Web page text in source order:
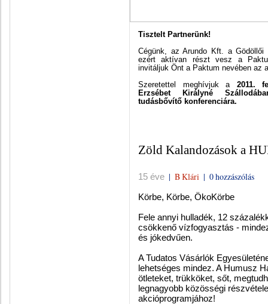
Tisztelt Partnerünk!
Cégünk, az Arundo Kft. a Gödöllői
ezért aktívan részt vesz a
invitáljuk Önt a Paktum nevében az
Szeretettel meghívjuk a2011.
Erzsébet Királyné
tudásbővítő konferenciára.
Zöld Kalandozások a
15 éve | B Klári | 0 hozzászólás
Körbe, Körbe, ÖkoKörbe
Fele annyi hulladék, 12
csökkenő vízfogyasztás -
és jókedvűen.
A Tudatos Vásárlók
lehetséges mindez. A Humusz
ötleteket, trükköket, sőt,
legnagyobb közösségi
akcióprogramjához!